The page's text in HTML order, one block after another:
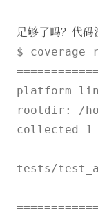
足够了吗？代码
$ coverage
platform
rootdir: /
tests/